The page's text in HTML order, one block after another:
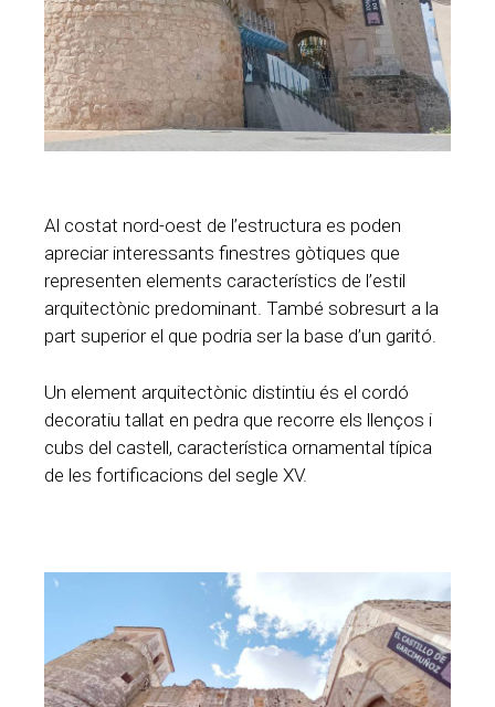
Al costat nord-oest de l’estructura es poden
apreciar interessants finestres gòtiques que
representen elements característics de l’estil
arquitectònic predominant. També sobresurt a la
part superior el que podria ser la base d’un garitó.
Un element arquitectònic distintiu és el cordó
decoratiu tallat en pedra que recorre els llenços i
cubs del castell, característica ornamental típica
de les fortificacions del segle XV.